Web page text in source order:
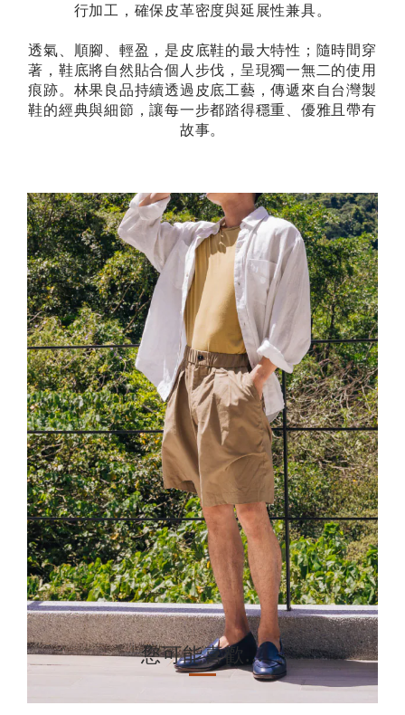
行加工，確保皮革密度與延展性兼具。
透氣、順腳、輕盈，是皮底鞋的最大特性；隨時間穿
著，鞋底將自然貼合個人步伐，呈現獨一無二的使用
痕跡。林果良品持續透過皮底工藝，傳遞來自台灣製
鞋的經典與細節，讓每一步都踏得穩重、優雅且帶有
故事。
您可能喜歡...